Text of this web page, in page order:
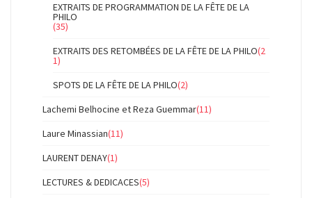
EXTRAITS DE PROGRAMMATION DE LA FÊTE DE LA
PHILO
(35)
EXTRAITS DES RETOMBÉES DE LA FÊTE DE LA PHILO(2
1)
SPOTS DE LA FÊTE DE LA PHILO(2)
Lachemi Belhocine et Reza Guemmar(11)
Laure Minassian(11)
LAURENT DENAY(1)
LECTURES & DEDICACES(5)